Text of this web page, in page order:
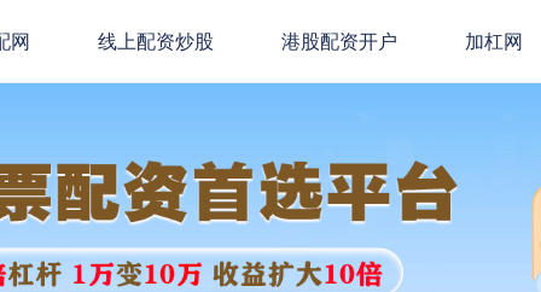
网 线上配资炒股 港股配资开户 加杠网